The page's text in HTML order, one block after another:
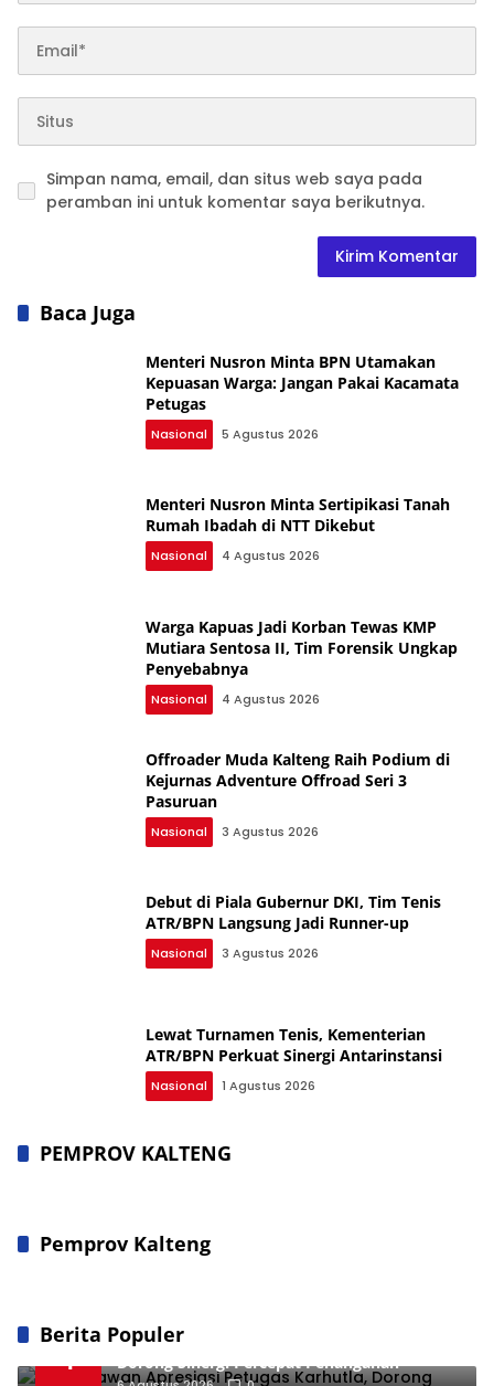
Simpan nama, email, dan situs web saya pada
peramban ini untuk komentar saya berikutnya.
Baca Juga
Menteri Nusron Minta BPN Utamakan
Kepuasan Warga: Jangan Pakai Kacamata
Petugas
Nasional 5 Agustus 2026
Menteri Nusron Minta Sertipikasi Tanah
Rumah Ibadah di NTT Dikebut
Nasional 4 Agustus 2026
Warga Kapuas Jadi Korban Tewas KMP
Mutiara Sentosa II, Tim Forensik Ungkap
Penyebabnya
Nasional 4 Agustus 2026
Offroader Muda Kalteng Raih Podium di
Kejurnas Adventure Offroad Seri 3
Pasuruan
Nasional 3 Agustus 2026
Debut di Piala Gubernur DKI, Tim Tenis
ATR/BPN Langsung Jadi Runner-up
Nasional 3 Agustus 2026
Lewat Turnamen Tenis, Kementerian
ATR/BPN Perkuat Sinergi Antarinstansi
Nasional 1 Agustus 2026
PEMPROV KALTENG
Pemprov Kalteng
Berita Populer
1
Tomy Irawan Apresiasi Petugas Karhutla,
Dorong Sinergi Percepat Penanganan